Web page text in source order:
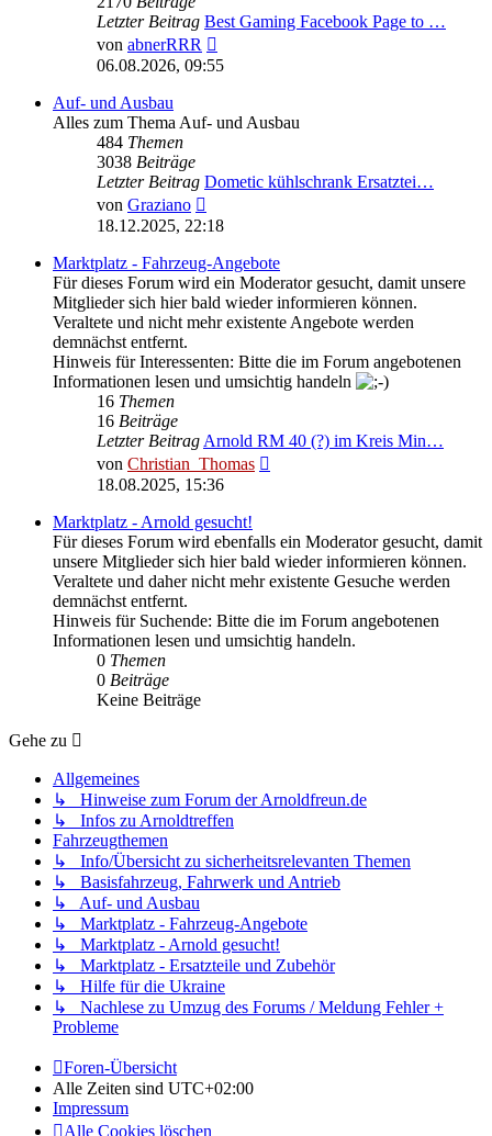
Letzter Beitrag Best Gaming Facebook Page to …
von abnerRRR
Beitrag
06.08.2026, 09:55
Auf- und Ausbau
Alles zum Thema Auf- und Ausbau
484 Themen
3038 Beiträge
Letzter Beitrag Dometic kühlschrank Ersatztei…
von Graziano
Beitrag
18.12.2025, 22:18
Marktplatz - Fahrzeug-Angebote
Für dieses Forum wird ein Moderator gesucht, damit unsere
Mitglieder sich hier bald wieder informieren können.
Veraltete und nicht mehr existente Angebote werden
demnächst entfernt.
Hinweis für Interessenten: Bitte die im Forum angebotenen
Informationen lesen und umsichtig handeln
16 Themen
16 Beiträge
Letzter Beitrag Arnold RM 40 (?) im Kreis Min…
von Christian_Thomas
18.08.2025, 15:36
Marktplatz - Arnold gesucht!
Für dieses Forum wird ebenfalls ein Moderator gesucht, damit
unsere Mitglieder sich hier bald wieder informieren können.
Veraltete und daher nicht mehr existente Gesuche werden
demnächst entfernt.
Hinweis für Suchende: Bitte die im Forum angebotenen
Informationen lesen und umsichtig handeln.
0 Themen
0 Beiträge
Keine Beiträge
Gehe zu
Allgemeines
↳ Hinweise zum Forum der Arnoldfreun.de
↳ Infos zu Arnoldtreffen
Fahrzeugthemen
↳ Info/Übersicht zu sicherheitsrelevanten Themen
↳ Basisfahrzeug, Fahrwerk und Antrieb
↳ Auf- und Ausbau
↳ Marktplatz - Fahrzeug-Angebote
↳ Marktplatz - Arnold gesucht!
↳ Marktplatz - Ersatzteile und Zubehör
↳ Hilfe für die Ukraine
↳ Nachlese zu Umzug des Forums / Meldung Fehler +
Probleme
Foren-Übersicht
Alle Zeiten sind UTC+02:00
Impressum
Alle Cookies löschen